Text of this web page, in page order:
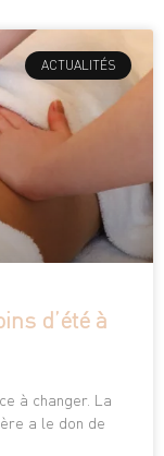
ACTUALITÉS
d’été à
à changer. La
a le don de